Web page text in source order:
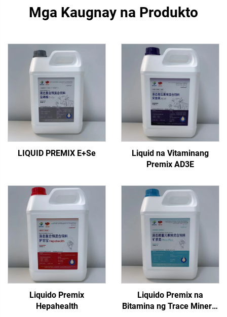
Mga Kaugnay na Produkto
LIQUID PREMIX E+Se
Liquid na Vitaminang
Premix AD3E
Liquido Premix
Hepahealth
Liquido Premix na
Bitamina ng Trace Mineral